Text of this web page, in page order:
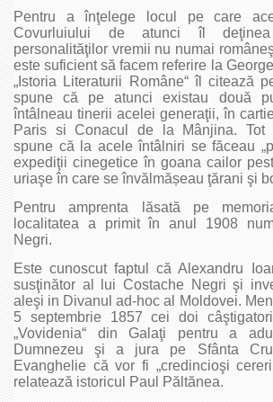
Pentru a înţelege locul pe care
Covurluiului de atunci îl
personalităţilor vremii nu numai
este suficient să facem referire la
„Istoria Literaturii Române“ îl citează
spune că pe atunci existau două
întâlneau tinerii acelei generaţii, în
Paris si Conacul de la Mânjina. Tot
spune că la acele întâlniri se făceau
expediţii cinegetice în goana cailor
uriaşe în care se învălmășeau ţărani şi
Pentru amprenta lăsată pe
localitatea a primit în anul 1908
Negri.
Este cunoscut faptul că Alexandru
susţinător al lui Costache Negri şi
aleşi in Divanul ad-hoc al Moldovei.
5 septembrie 1857 cei doi
„Vovidenia“ din Galaţi pentru a
Dumnezeu şi a jura pe Sfânta
Evanghelie că vor fi „credincioşi
relatează istoricul Paul Păltănea.